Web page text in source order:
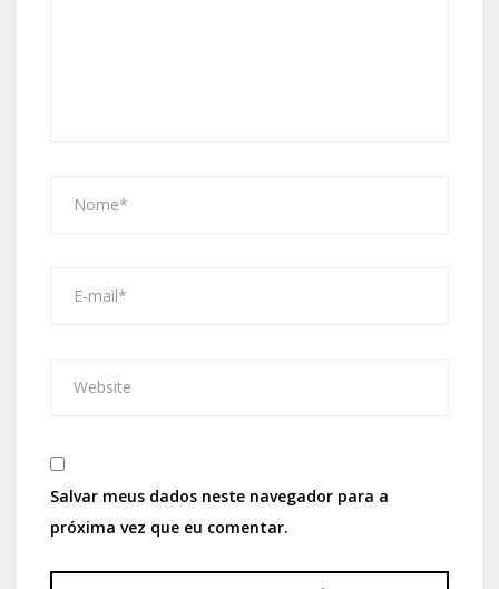
Salvar meus dados neste navegador para a
próxima vez que eu comentar.